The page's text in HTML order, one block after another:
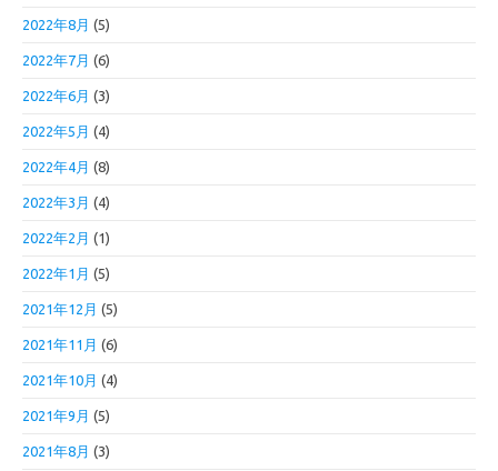
2022年8月 (5)
2022年7月 (6)
2022年6月 (3)
2022年5月 (4)
2022年4月 (8)
2022年3月 (4)
2022年2月 (1)
2022年1月 (5)
2021年12月 (5)
2021年11月 (6)
2021年10月 (4)
2021年9月 (5)
2021年8月 (3)